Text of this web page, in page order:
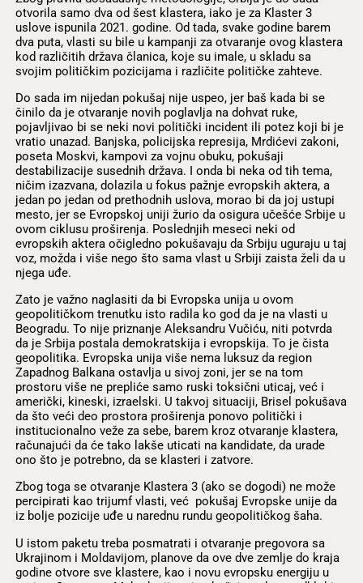
otvorila samo dva od šest klastera, iako je za Klaster 3
uslove ispunila 2021. godine. Od tada, svake godine barem
dva puta, vlasti su bile u kampanji za otvaranje ovog klastera
kod različitih država članica, koje su imale, u skladu sa
svojim političkim pozicijama i različite političke zahteve.
Do sada im nijedan pokušaj nije uspeo, jer baš kada bi se
činilo da je otvaranje novih poglavlja na dohvat ruke,
pojavljivao bi se neki novi politički incident ili potez koji bi je
vratio unazad. Banjska, policijska represija, Mrdićevi zakoni,
poseta Moskvi, kampovi za vojnu obuku, pokušaji
destabilizacije susednih država. I onda bi neka od tih tema,
ničim izazvana, dolazila u fokus pažnje evropskih aktera, a
jedan po jedan od prethodnih uslova, morao bi da joj ustupi
mesto, jer se Evropskoj uniji žurio da osigura učešće Srbije u
ovom ciklusu proširenja. Poslednjih meseci neki od
evropskih aktera očigledno pokušavaju da Srbiju uguraju u taj
voz, možda i više nego što sama vlast u Srbiji zaista želi da u
njega uđe.
Zato je važno naglasiti da bi Evropska unija u ovom
geopolitičkom trenutku isto radila ko god da je na vlasti u
Beogradu. To nije priznanje Aleksandru Vučiću, niti potvrda
da je Srbija postala demokratskija i evropskija. To je čista
geopolitika. Evropska unija više nema luksuz da region
Zapadnog Balkana ostavlja u sivoj zoni, jer se na tom
prostoru više ne prepliće samo ruski toksični uticaj, već i
američki, kineski, izraelski. U takvoj situaciji, Brisel pokušava
da što veći deo prostora proširenja ponovo politički i
institucionalno veže za sebe, barem kroz otvaranje klastera,
računajući da će tako lakše uticati na kandidate, da urade
ono što je potrebno, da se klasteri i zatvore.
Zbog toga se otvaranje Klastera 3 (ako se dogodi) ne može
percipirati kao trijumf vlasti, već pokušaj Evropske unije da
iz bolje pozicije uđe u narednu rundu geopolitičkog šaha.
U istom paketu treba posmatrati i otvaranje pregovora sa
Ukrajinom i Moldavijom, planove da ove dve zemlje do kraja
godine otvore sve klastere, kao i novu evropsku energiju u